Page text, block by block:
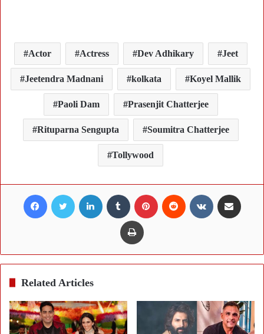
Actor Actress Dev Adhikary Jeet
Jeetendra Madnani kolkata Koyel Mallik
Paoli Dam Prasenjit Chatterjee
Rituparna Sengupta Soumitra Chatterjee
Tollywood
Facebook Twitter LinkedIn Tumblr Pinterest Reddit VKontakte
Print
Related Articles